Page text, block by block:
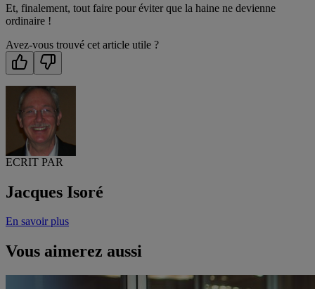
Et, finalement, tout faire pour éviter que la haine ne devienne
ordinaire !
Avez-vous trouvé cet article utile ?
ECRIT PAR
Jacques Isoré
En savoir plus
Vous aimerez aussi